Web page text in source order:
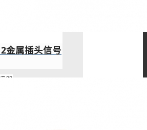
器
金属插头信号